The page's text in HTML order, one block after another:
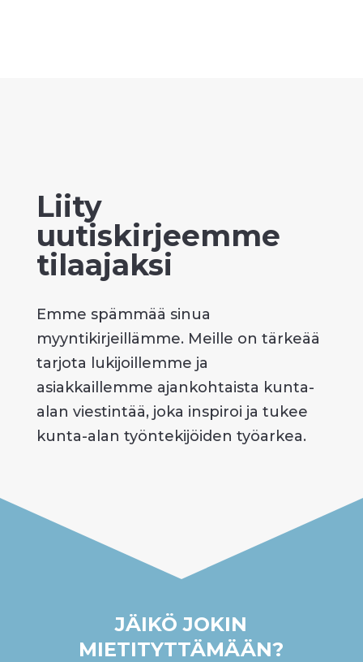
Liity
uutiskirjeemme
tilaajaksi
Emme spämmää sinua
myyntikirjeillämme. Meille on tärkeää
tarjota lukijoillemme ja
asiakkaillemme ajankohtaista kunta-
alan viestintää, joka inspiroi ja tukee
kunta-alan työntekijöiden työarkea.
JÄIKÖ JOKIN
MIETITYTTÄMÄÄN?